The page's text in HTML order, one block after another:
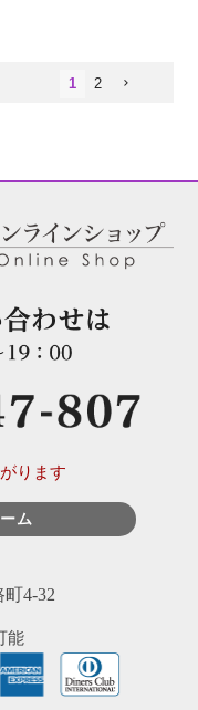
1 2
ります
ム
4-32
能